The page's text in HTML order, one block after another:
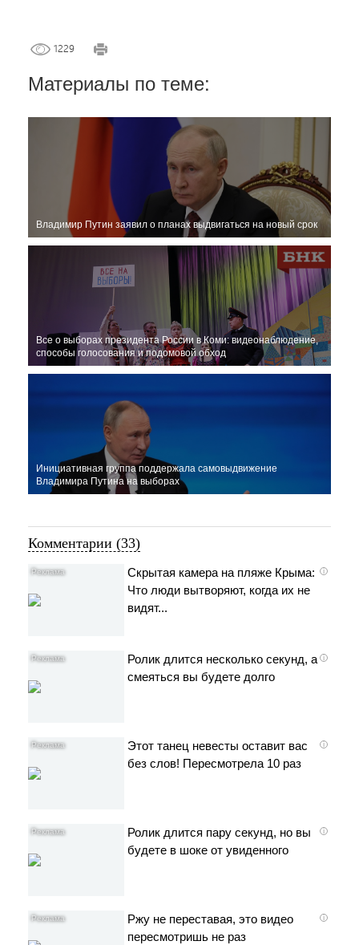
1229
Материалы по теме:
Владимир Путин заявил о планах выдвигаться на новый срок
Все о выборах президента России в Коми: видеонаблюдение,
способы голосования и подомовой обход
Инициативная группа поддержала самовыдвижение
Владимира Путина на выборах
Комментарии (33)
i
Скрытая камера на пляже Крыма:
Что люди вытворяют, когда их не
видят...
i
Ролик длится несколько секунд, а
смеяться вы будете долго
i
Этот танец невесты оставит вас
без слов! Пересмотрела 10 раз
i
Ролик длится пару секунд, но вы
будете в шоке от увиденного
i
Ржу не переставая, это видео
пересмотришь не раз